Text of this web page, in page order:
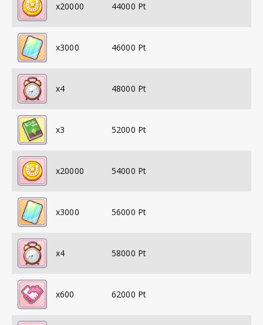
x20000 44000 Pt
x3000 46000 Pt
x4 48000 Pt
x3 52000 Pt
x20000 54000 Pt
x3000 56000 Pt
x4 58000 Pt
x600 62000 Pt